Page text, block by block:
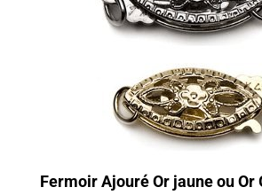
Fermoir Ajouré Or jaune ou Or